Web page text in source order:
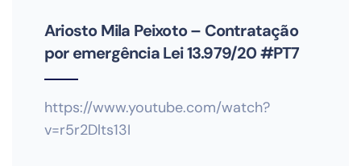
Ariosto Mila Peixoto – Contratação
por emergência Lei 13.979/20 #PT7
https://www.youtube.com/watch?
v=r5r2Dlts13I